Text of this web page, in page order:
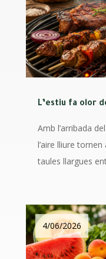
L’estiu fa olor
Amb l’arribada
l’aire lliure
taules llargues
4/06/2026